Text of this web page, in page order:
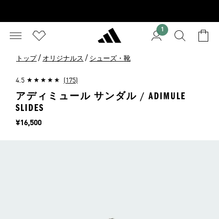
1
トップ / オリジナルス / シューズ・靴
4.5 (175)
アディミュール サンダル / ADIMULE
SLIDES
価格
¥16,500